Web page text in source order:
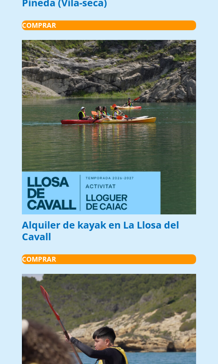
COMPRAR
Alquiler de kayak en La Llosa del
Cavall
COMPRAR